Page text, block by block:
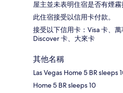
屋主並未表明住宿是否有煙霧
此住宿接受以信用卡付款。
接受以下信用卡：Visa 卡、萬
Discover 卡、大來卡
其他名稱
Las Vegas Home 5 BR sleeps
Home 5 BR sleeps 10